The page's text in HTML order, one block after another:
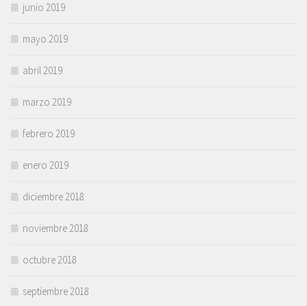
junio 2019
mayo 2019
abril 2019
marzo 2019
febrero 2019
enero 2019
diciembre 2018
noviembre 2018
octubre 2018
septiembre 2018